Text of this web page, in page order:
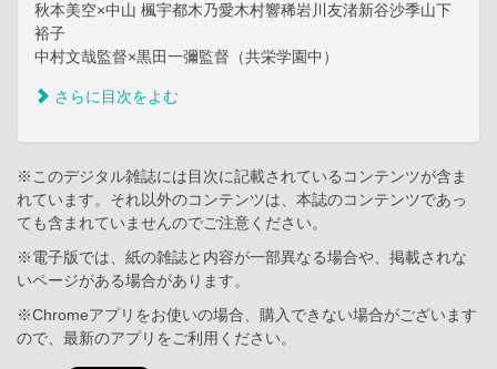
秋本美空×中山 楓宇都木乃愛木村響稀岩川友渚新谷沙季山下
裕子
中村文哉監督×黒田一彌監督（共栄学園中）
さらに目次をよむ
※このデジタル雑誌には目次に記載されているコンテンツが含ま
れています。それ以外のコンテンツは、本誌のコンテンツであっ
ても含まれていませんのでご注意ください。
※電子版では、紙の雑誌と内容が一部異なる場合や、掲載されな
いページがある場合があります。
※Chromeアプリをお使いの場合、購入できない場合がございます
ので、最新のアプリをご利用ください。